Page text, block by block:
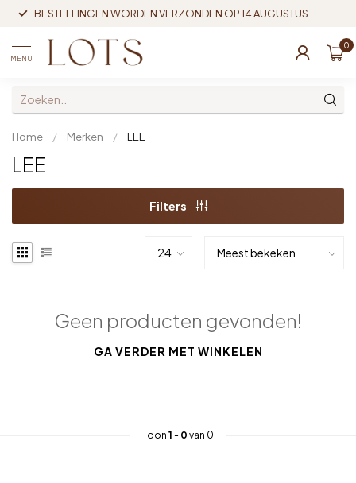
BESTELLINGEN WORDEN VERZONDEN OP 14 AUGUSTUS
MENU
0
Home / Merken / LEE
LEE
Filters
Geen producten gevonden!
GA VERDER MET WINKELEN
Toon 1 - 0 van 0